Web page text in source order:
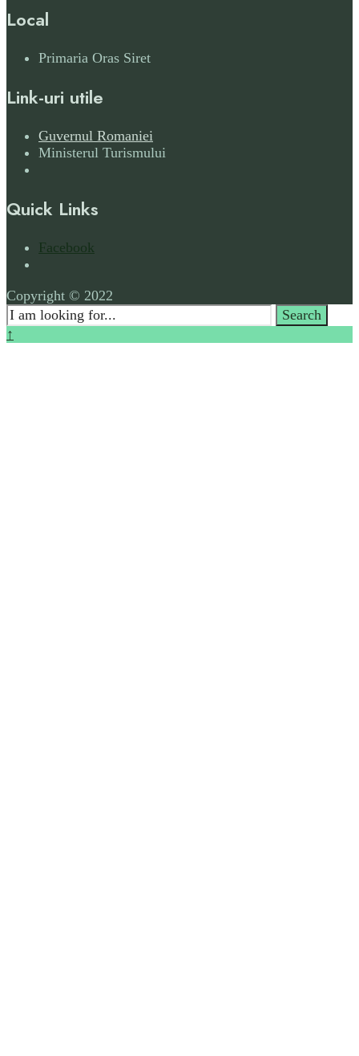
Local
Primaria Oras Siret
Link-uri utile
Guvernul Romaniei
Ministerul Turismului
Quick Links
Facebook
Window
Copyright © 2022
Search
for:
Search
Close
↑